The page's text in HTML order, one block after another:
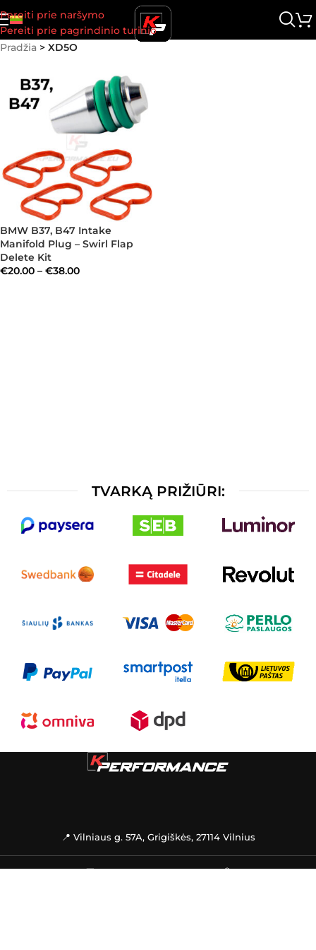
Pereiti prie naršymo
Pereiti prie pagrindinio turinio
Pradžia > XD5O
BMW B37, B47 Intake
Manifold Plug – Swirl Flap
Delete Kit
€20.00 – €38.00
TVARKĄ PRIŽIŪRI:
📍 Vilniaus g. 57A, Grigiškės, 27114 Vilnius
🚚PREKIŲ PRISTATYMAS📦